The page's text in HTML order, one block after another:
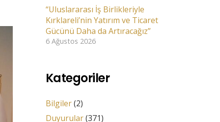
“Uluslararası İş Birlikleriyle
Kırklareli’nin Yatırım ve Ticaret
Gücünü Daha da Artıracağız”
6 Ağustos 2026
Kategoriler
Bilgiler(2)
Duyurular(371)